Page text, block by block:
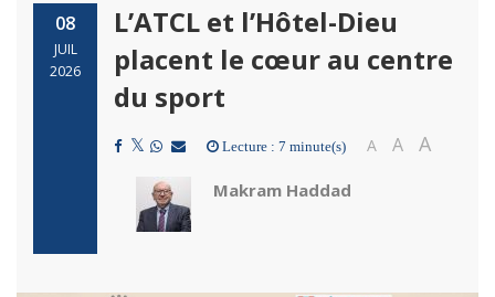
08
JUIL
2026
L’ATCL et l’Hôtel-Dieu
placent le cœur au centre
du sport
Lecture : 7 minute(s) A A A
Makram Haddad